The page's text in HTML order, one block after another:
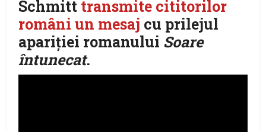
Schmitt transmite cititorilor
români un mesaj cu prilejul
apariției romanului Soare
întunecat.